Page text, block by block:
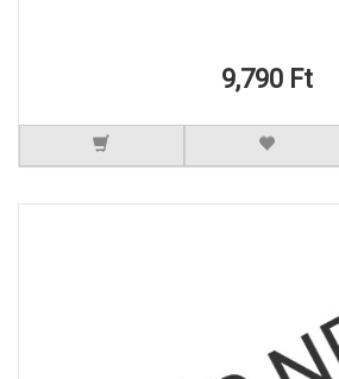
9,790 Ft